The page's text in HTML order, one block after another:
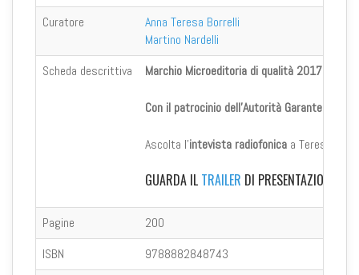
Curatore
Anna Teresa Borrelli
Martino Nardelli
Scheda descrittiva
Marchio Microeditoria di qualità 2017 -
Con il patrocinio dell'Autorità Garante per
Ascolta l'intevista radiofonica a Teresa
GUARDA IL TRAILER DI PRESENTAZIONE
Pagine
200
ISBN
9788882848743